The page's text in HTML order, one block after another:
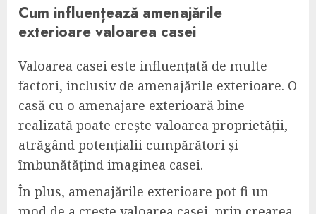
Cum influențează amenajările
exterioare valoarea casei
Valoarea casei este influențată de multe
factori, inclusiv de amenajările exterioare. O
casă cu o amenajare exterioară bine
realizată poate crește valoarea proprietății,
atrăgând potențialii cumpărători și
îmbunătățind imaginea casei.
În plus, amenajările exterioare pot fi un